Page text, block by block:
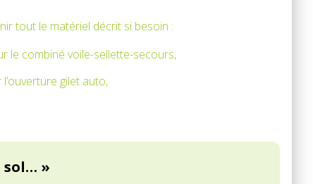
tout le matériel décrit si besoin :
le combiné voile-sellette-secours,
gilet auto,
sol… »